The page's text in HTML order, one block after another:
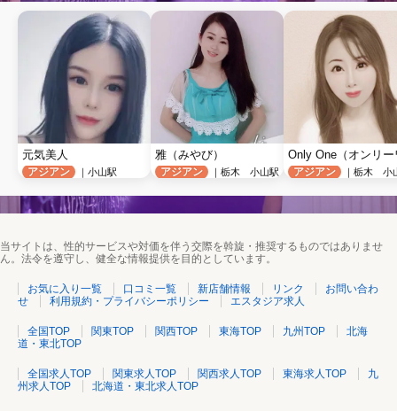
元気美人
アジアン ｜小山駅
雅（みやび）
アジアン ｜栃木 小山駅
Only One（オンリー
アジアン ｜栃木 小
当サイトは、性的サービスや対価を伴う交際を斡旋・推奨するものではありませ
ん。法令を遵守し、健全な情報提供を目的としています。
お気に入り一覧 口コミ一覧 新店舗情報 リンク
お問い合わ
せ
利用規約・プライバシーポリシー エスタジア求人
全国TOP 関東TOP 関西TOP 東海TOP 九州TOP
北海
道・東北TOP
全国求人TOP 関東求人TOP 関西求人TOP 東海求人TOP
九
州求人TOP
北海道・東北求人TOP